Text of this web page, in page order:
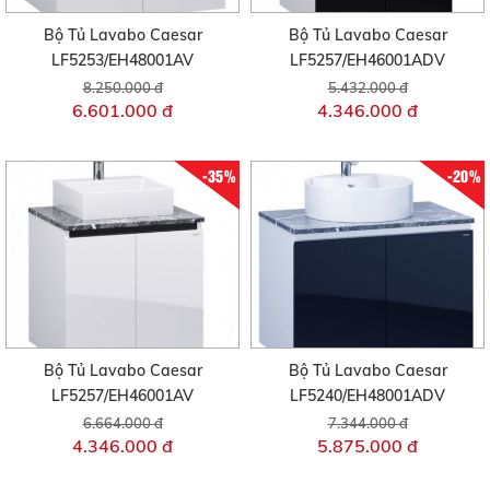
Bộ Tủ Lavabo Caesar
LF5253/EH48001AV
8.250.000 đ
6.601.000 đ
Bộ Tủ Lavabo Caesar
LF5257/EH46001ADV
5.432.000 đ
4.346.000 đ
-35%
Bộ Tủ Lavabo Caesar
LF5257/EH46001AV
6.664.000 đ
4.346.000 đ
-20%
Bộ Tủ Lavabo Caesar
LF5240/EH48001ADV
7.344.000 đ
5.875.000 đ